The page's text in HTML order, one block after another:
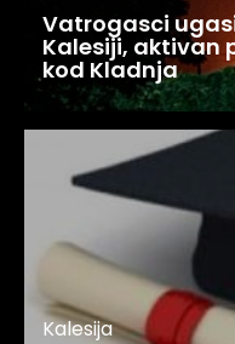
Vatrogasci
Kalesiji, aktivan
kod Kladnja
Kalesija